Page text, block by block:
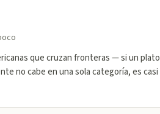
que cruzan fronteras — si un plato
no cabe en una sola categoría, es casi